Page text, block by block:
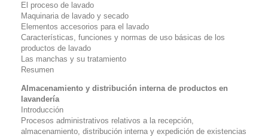
El proceso de lavado
Maquinaria de lavado y secado
Elementos accesorios para el lavado
Características, funciones y normas de uso básicas de los
productos de lavado
Las manchas y su tratamiento
Resumen
Almacenamiento y distribución interna de productos en
lavandería
Introducción
Procesos administrativos relativos a la recepción,
almacenamiento, distribución interna y expedición de existencias